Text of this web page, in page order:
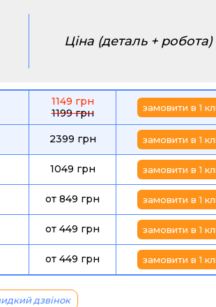
Ціна (деталь + робота)
1149 грн
1199 грн
замовити в 1
2399 грн замовити в 1
1049 грн замовити в 1
от 849 грн замовити в 1
от 449 грн замовити в 1
от 449 грн замовити в 1
дзвінок